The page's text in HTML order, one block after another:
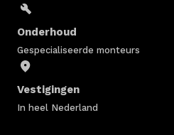
Onderhoud
Gespecialiseerde monteurs
Vestigingen
In heel Nederland